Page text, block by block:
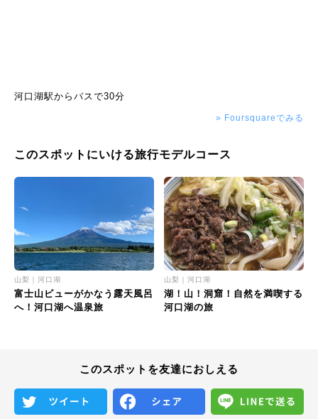
河口湖駅からバスで30分
» Foursquareでみる
このスポットにいける旅行モデルコース
山梨｜河口湖
富士山ビューがかなう露天風呂
へ！河口湖へ温泉旅
山梨｜河口湖
湖！山！洞窟！自然を満喫する
河口湖の旅
このスポットを友達におしえる